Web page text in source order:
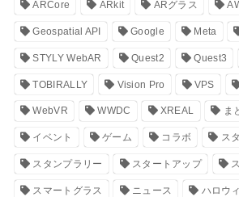
ARCore ARkit ARグラス
Geospatial API Google Meta
STYLY WebAR Quest2 Quest3
TOBIRALLY Vision Pro VPS
WebVR WWDC XREAL ま
イベント ゲーム コラボ ス
スタンプラリー スタートアップ
スマートグラス ニュース ハロウ